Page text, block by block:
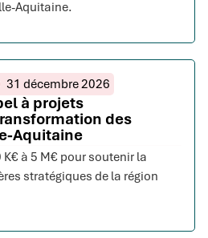
Aquitaine.
31 décembre 2026
à projets
des
Aquitaine
à 5 M€ pour soutenir la
stratégiques de la région